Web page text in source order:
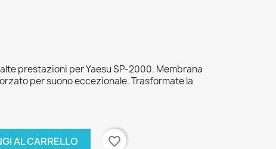
prestazioni per Yaesu SP-2000. Membrana
per suono eccezionale. Trasformate la
AL CARRELLO favorite_border